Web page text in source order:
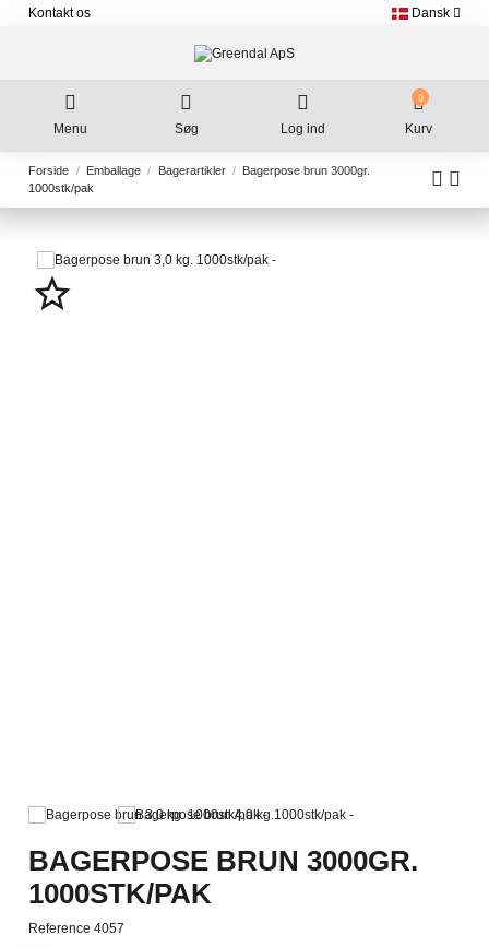
Kontakt os Dansk
Menu Søg Log ind
0
Kurv
Forside Emballage Bagerartikler
Bagerpose brun 3000gr.
1000stk/pak
star_border
BAGERPOSE BRUN 3000GR.
1000STK/PAK
Reference 4057